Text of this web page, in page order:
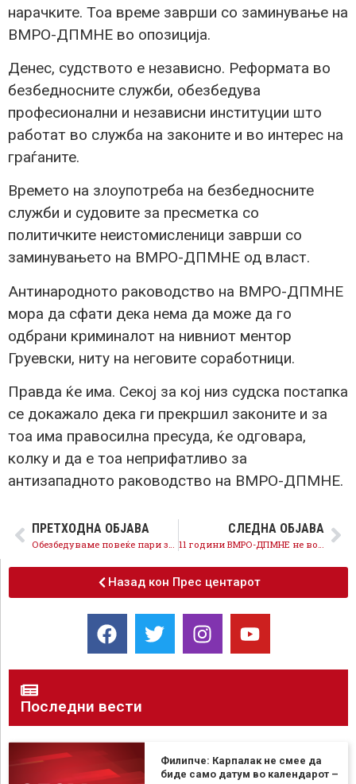
нарачките. Тоа време заврши со заминување на
ВМРО-ДПМНЕ во опозиција.
Денес, судството е независно. Реформата во
безбедносните служби, обезбедува
професионални и независни институции што
работат во служба на законите и во интерес на
граѓаните.
Времето на злоупотреба на безбедносните
служби и судовите за пресметка со
политичките неистомисленици заврши со
заминувањето на ВМРО-ДПМНЕ од власт.
Антинародното раководство на ВМРО-ДПМНЕ
мора да сфати дека нема да може да го
одбрани криминалот на нивниот ментор
Груевски, ниту на неговите соработници.
Правда ќе има. Секој за кој низ судска постапка
се докажало дека ги прекршил законите и за
тоа има правосилна пресуда, ќе одговара,
колку и да е тоа неприфатливо за
антизападното раководство на ВМРО-ДПМНЕ.
ПРЕТХОДНА ОБЈАВА
Обезбедуваме повеќе пари за граѓаните, раст на платите, социјална праведност, намалена невработеност и растечка економија
СЛЕДНА ОБЈАВА
11 години ВМРО-ДПМНЕ не водеше сметка за студентите, Владата предводена од СДСМ континуирано вложува во унапредување на образованието
Назад кон Прес центарот
Последни вести
Филипче: Карпалак не смее да
биде само датум во календарот –